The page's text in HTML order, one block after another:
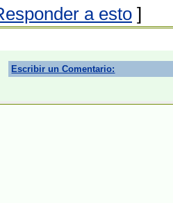
a esto ]
Escribir un Comentario: